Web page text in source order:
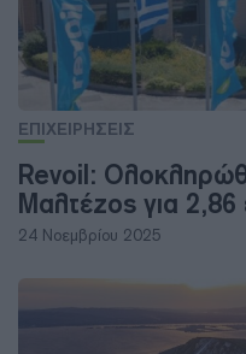
ΕΠΙΧΕΙΡΗΣΕΙΣ
Revoil:
Μαλτέζος για 2,86
24 Νοεμβρίου 2025